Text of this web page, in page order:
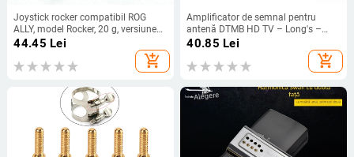
Joystick rocker compatibil ROG
ALLY, model Rocker, 20 g, versiune
simplificată
44.45 Lei
add_shopping_cart
Amplificator de semnal pentru
antenă DTMB HD TV – Long's –
Brand privat autorizat
40.85 Lei
add_shopping_cart